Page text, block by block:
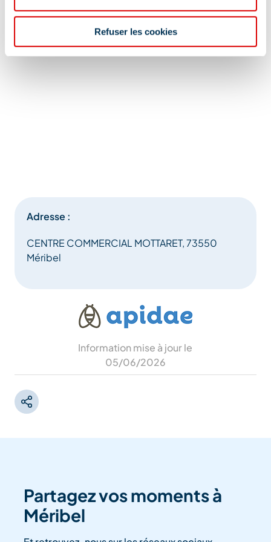
Refuser les cookies
Adresse :
CENTRE COMMERCIAL MOTTARET, 73550
Méribel
Information mise à jour le
05/06/2026
Partagez vos moments à
Méribel